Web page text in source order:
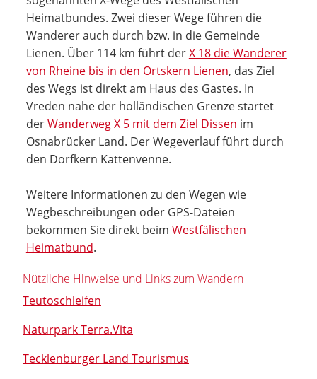
Heimatbundes. Zwei dieser Wege führen die
Wanderer auch durch bzw. in die Gemeinde
Lienen. Über 114 km führt derX 18 die Wanderer
von Rheine bis in den Ortskern Lienen, das Ziel
des Wegs ist direkt am Haus des Gastes. In
Vreden nahe der holländischen Grenze startet
derWanderweg X 5 mit dem Ziel Dissen im
Osnabrücker Land. Der Wegeverlauf führt durch
den Dorfkern Kattenvenne.
Weitere Informationen zu den Wegen wie
Wegbeschreibungen oder GPS-Dateien
bekommen Sie direkt beim Westfälischen
Heimatbund.
Nützliche Hinweise und Links zum Wandern
Teutoschleifen
Naturpark Terra.Vita
Tecklenburger Land Tourismus